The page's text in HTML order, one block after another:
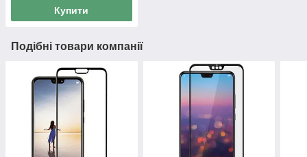
Купити
Подібні товари компанії